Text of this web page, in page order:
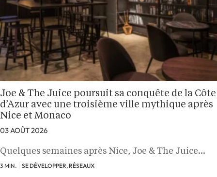
Joe & The Juice poursuit sa conquête de la Côte
d’Azur avec une troisième ville mythique après
Nice et Monaco
03 AOÛT 2026
Quelques semaines après Nice, Joe & The Juice…
3 MIN. SE DÉVELOPPER, RÉSEAUX